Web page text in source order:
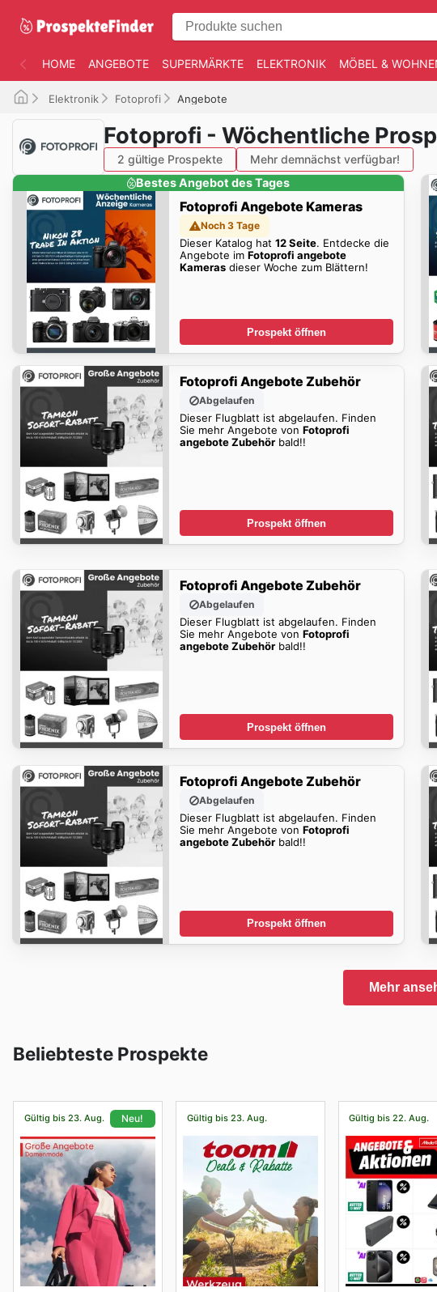
HOME ANGEBOTE SUPERMÄRKTE ELEKTRONIK MÖBEL &
Elektronik Fotoprofi Angebote
Fotoprofi - Wöchentliche
2 gültige Prospekte
Mehr demnächst verfügbar!
Bestes Angebot des Tages
Fotoprofi Angebote Kameras
Noch 3 Tage
Dieser Katalog hat 12 Seite. Entdecke die
Angebote im Fotoprofi angebote
Kamerasdieser Woche zum Blättern!
Prospekt öffnen
Fotoprofi Angebote Zubehör
Abgelaufen
Dieser Flugblatt ist abgelaufen. Finden
Sie mehr Angebote von Fotoprofi
angebote Zubehörbald!!
Prospekt öffnen
Fotoprofi Angebote Zubehör
Abgelaufen
Dieser Flugblatt ist abgelaufen. Finden
Sie mehr Angebote von Fotoprofi
angebote Zubehörbald!!
Prospekt öffnen
Fotoprofi Angebote Zubehör
Abgelaufen
Dieser Flugblatt ist abgelaufen. Finden
Sie mehr Angebote von Fotoprofi
angebote Zubehörbald!!
Prospekt öffnen
Mehr
Beliebteste Prospekte
Gültig bis 23. Aug. Neu! Gültig bis 23. Aug. Gültig bis 22. Aug.